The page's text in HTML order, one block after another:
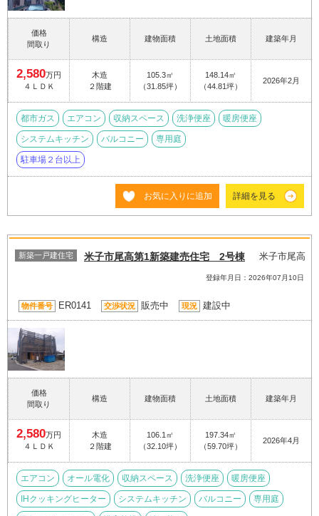
価格
間取り
構造 建物面積 土地面積 建築年月
2,580万円
４ＬＤＫ
木造
２階建
105.3㎡
（31.85坪）
148.14㎡
（44.81坪）
2026年2月
都市ガス エアコン 収納スペース 洗浄便座 暖房便座
システムキッチン バルコニー 専用庭
駐車場２台以上
お気に入りに追加 詳細を見る
新築一戸建住宅 米子市尾高第1新築建売住宅 2号棟 米子市尾高
登録年月日：2026年07月10日
物件番号 ER0141 交渉状況 販売中 現況 建設中
価格
間取り
構造 建物面積 土地面積 建築年月
2,580万円
４ＬＤＫ
木造
２階建
106.1㎡
（32.10坪）
197.34㎡
（59.70坪）
2026年4月
エアコン オール電化 収納スペース 洗浄便座 暖房便座
IHクッキングヒーター システムキッチン バルコニー 専用庭